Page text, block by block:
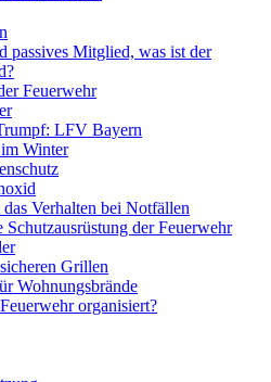
passives Mitglied, was ist der
Feuerwehr
LFV Bayern
Winter
Verhalten bei Notfällen
Schutzausrüstung der Feuerwehr
Grillen
Wohnungsbrände
organisiert?